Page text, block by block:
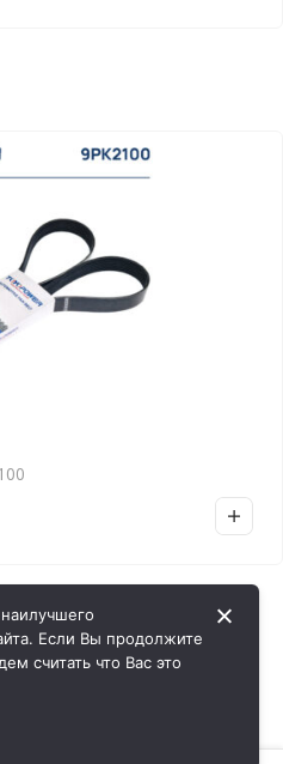
Если Вы продолжите
считать что Вас это